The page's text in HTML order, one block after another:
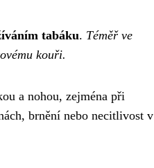
tabáku. Téměř ve
kouři.
a nohou, zejména při
brnění nebo necitlivost v